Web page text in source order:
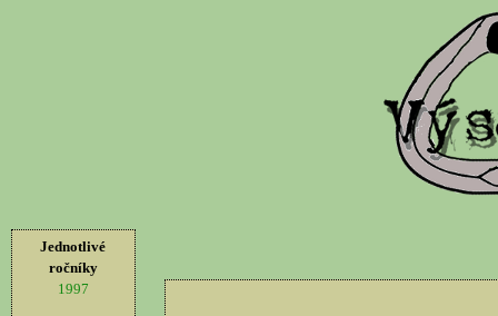
Jednotlivé
ročníky
1997